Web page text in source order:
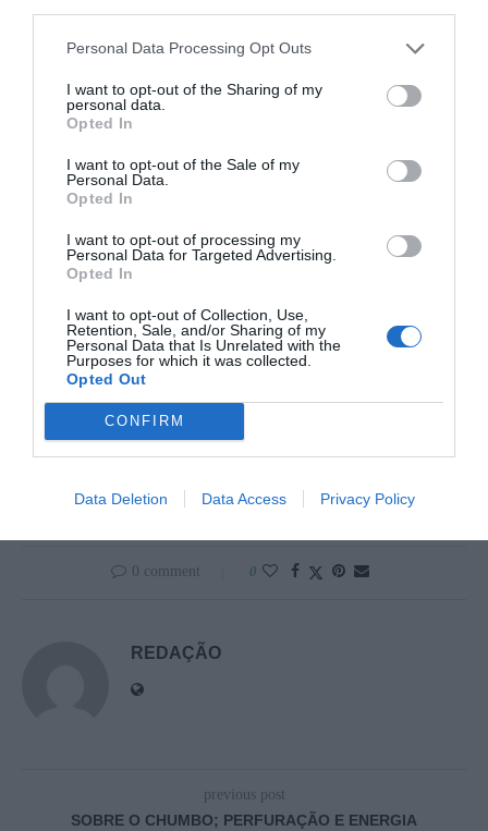
Personal Data Processing Opt Outs
I want to opt-out of the Sharing of my
personal data.
Opted In
I want to opt-out of the Sale of my
Personal Data.
Opted In
I want to opt-out of processing my
Personal Data for Targeted Advertising.
Opted In
I want to opt-out of Collection, Use,
Retention, Sale, and/or Sharing of my
Personal Data that Is Unrelated with the
Purposes for which it was collected.
Opted Out
CONFIRM
Data Deletion Data Access Privacy Policy
0 comment 0
REDAÇÃO
previous post
SOBRE O CHUMBO; PERFURAÇÃO E ENERGIA